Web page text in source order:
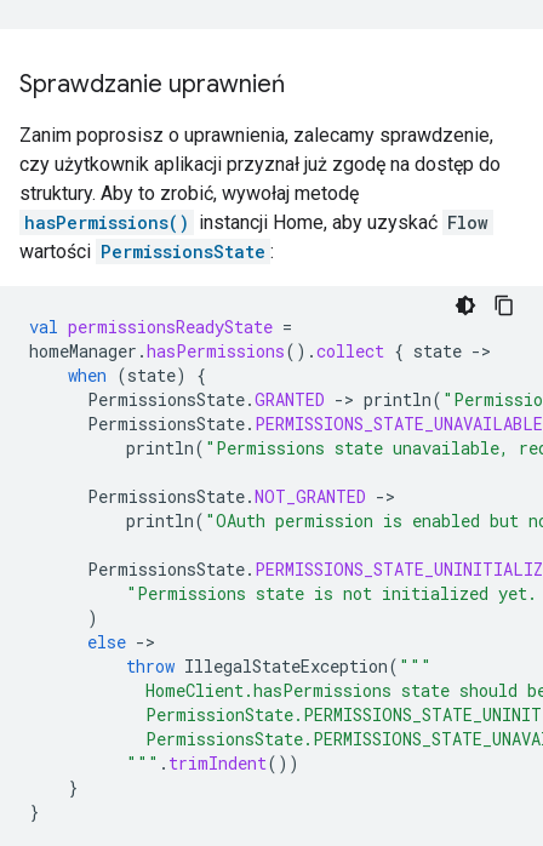
Sprawdzanie uprawnień
Zanim poprosisz o uprawnienia, zalecamy sprawdzenie,
czy użytkownik aplikacji przyznał już zgodę na dostęp do
struktury. Aby to zrobić, wywołaj metodę
hasPermissions() instancji Home, aby uzyskać Flow
wartości PermissionsState :
val permissionsReadyState =
homeManager .hasPermissions().collect { state -
when (state)
{
PermissionsState.GRANTED -> println(
PermissionsState. PERMISSIONS_STATE_UNAVAILABLE
println( "Permissions state unavailable,
PermissionsState.NOT_GRANTED -
println( "OAuth permission is enabled but
PermissionsState.
"Permissions state is not initialized yet.
)
else -
throw IllegalStateException( """
HomeClient.hasPermissions state should
          """
. trimIndent())
}
}